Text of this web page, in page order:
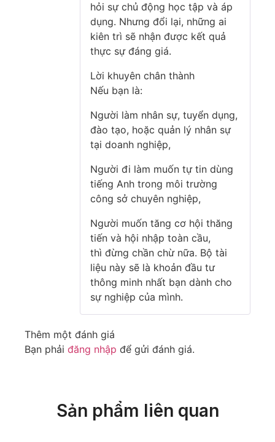
hỏi sự chủ động học tập và áp
dụng. Nhưng đổi lại, những ai
kiên trì sẽ nhận được kết quả
thực sự đáng giá.
Lời khuyên chân thành
Nếu bạn là:
Người làm nhân sự, tuyển dụng,
đào tạo, hoặc quản lý nhân sự
tại doanh nghiệp,
Người đi làm muốn tự tin dùng
tiếng Anh trong môi trường
công sở chuyên nghiệp,
Người muốn tăng cơ hội thăng
tiến và hội nhập toàn cầu,
thì đừng chần chừ nữa. Bộ tài
liệu này sẽ là khoản đầu tư
thông minh nhất bạn dành cho
sự nghiệp của mình.
Thêm một đánh giá
Bạn phải đăng nhập để gửi đánh giá.
Sản phẩm liên quan